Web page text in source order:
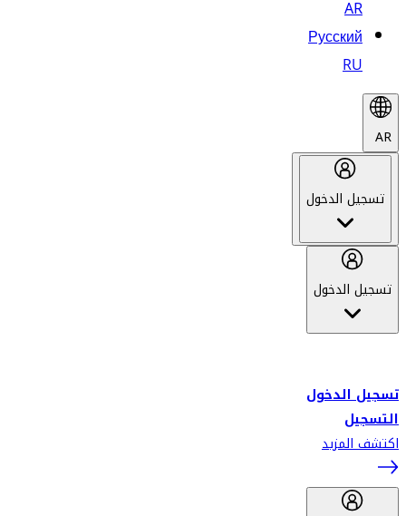
AR
Русский
RU
AR
تسجيل الدخول
تسجيل الدخول
تسجيل الدخول
التسجيل
اكتشف المزيد